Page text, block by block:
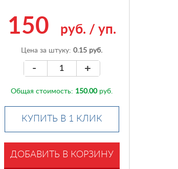
150 руб. / уп.
Цена за штуку:0.15 руб.
- +
Общая стоимость: 150.00руб.
КУПИТЬ В 1 КЛИК
ДОБАВИТЬ В КОРЗИНУ